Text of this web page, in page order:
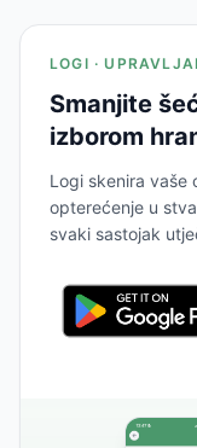
LOGI ·
Smanjite
izborom
Logi skenira vaše
opterećenje u
svaki sastojak